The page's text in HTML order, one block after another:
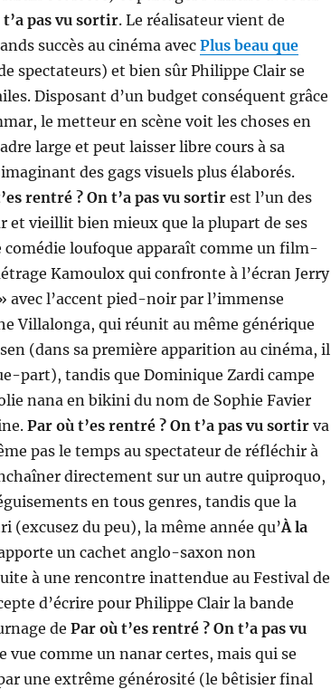
t’a pas vu sortir. Le réalisateur vient de
succès au cinéma avec Plus beau que
spectateurs) et bien sûr Philippe Clair se
Disposant d’un budget conséquent grâce
le metteur en scène voit les choses en
large et peut laisser libre cours à sa
des gags visuels plus élaborés.
rentré ? On t’a pas vu sortirest l’un des
et vieillit bien mieux que la plupart de ses
comédie loufoque apparaît comme un film-
Kamoulox qui confronte à l’écran Jerry
avec l’accent pied-noir par l’immense
Villalonga, qui réunit au même générique
(dans sa première apparition au cinéma, il
part), tandis que Dominique Zardi campe
nana en bikini du nom de Sophie Favier
Par où t’es rentré ? On t’a pas vu sortir va
pas le temps au spectateur de réfléchir à
directement sur un autre quiproquo,
en tous genres, tandis que la
du peu), la même année qu’À la
un cachet anglo-saxon non
à une rencontre inattendue au Festival de
d’écrire pour Philippe Clair la bande
de Par où t’es rentré ? On t’a pas vu
vue comme un nanar certes, mais qui se
une extrême générosité (le bêtisier final